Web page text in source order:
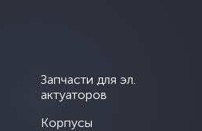
Запчасти для эл.
актуаторов
Корпусы